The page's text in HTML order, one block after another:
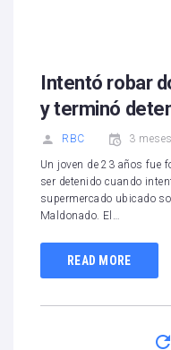
Intentó robar
y terminó
RBC 3
Un joven de 23 años fue
ser detenido cuando
supermercado ubicado
Maldonado. El…
READ MORE